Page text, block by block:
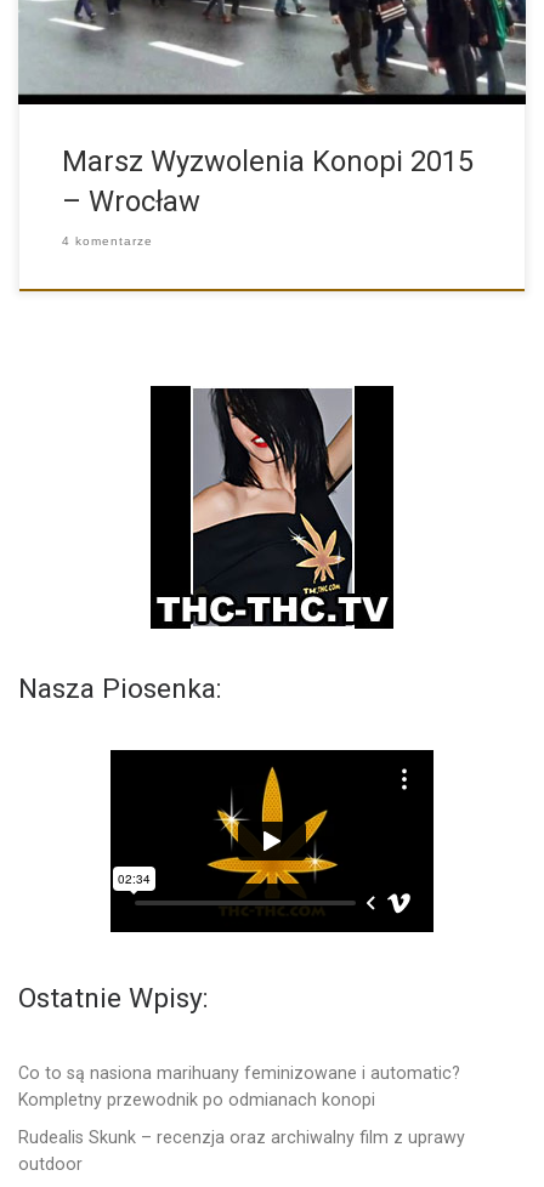
Marsz Wyzwolenia Konopi 2015
– Wrocław
4 komentarze
Nasza Piosenka:
Ostatnie Wpisy:
Co to są nasiona marihuany feminizowane i automatic?
Kompletny przewodnik po odmianach konopi
Rudealis Skunk – recenzja oraz archiwalny film z uprawy
outdoor